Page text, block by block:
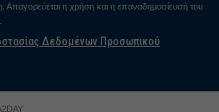
Απαγορεύεται η χρήση και η επαναδημοσίευσή του
Δεδομένων Προσωπικού